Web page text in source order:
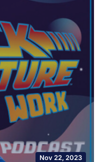
Nov 22, 2023